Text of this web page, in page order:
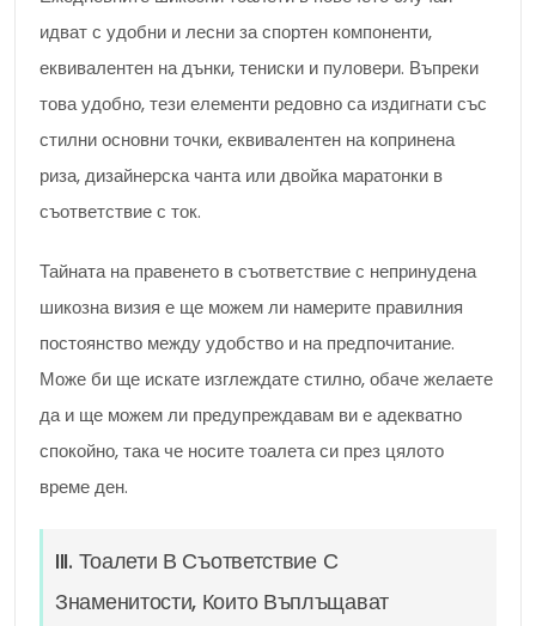
идват с удобни и лесни за спортен компоненти,
еквивалентен на дънки, тениски и пуловери. Въпреки
това удобно, тези елементи редовно са издигнати със
стилни основни точки, еквивалентен на копринена
риза, дизайнерска чанта или двойка маратонки в
съответствие с ток.
Тайната на правенето в съответствие с непринудена
шикозна визия е ще можем ли намерите правилния
постоянство между удобство и на предпочитание.
Може би ще искате изглеждате стилно, обаче желаете
да и ще можем ли предупреждавам ви е адекватно
спокойно, така че носите тоалета си през цялото
време ден.
III. Тоалети В Съответствие С
Знаменитости, Които Въплъщават